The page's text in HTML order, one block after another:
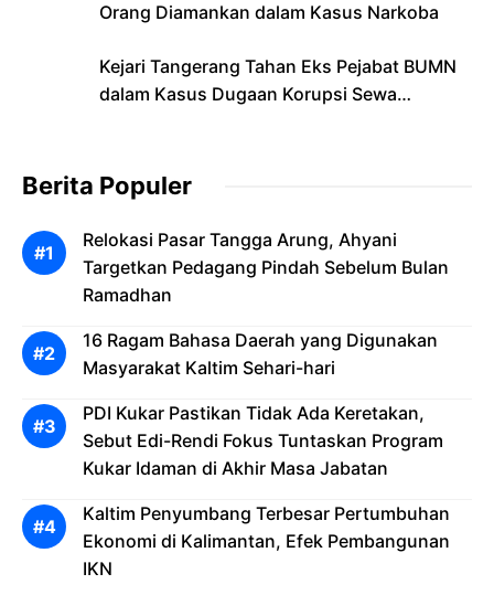
Orang Diamankan dalam Kasus Narkoba
Kejari Tangerang Tahan Eks Pejabat BUMN
dalam Kasus Dugaan Korupsi Sewa
Berita Populer
Relokasi Pasar Tangga Arung, Ahyani
Targetkan Pedagang Pindah Sebelum Bulan
Ramadhan
16 Ragam Bahasa Daerah yang Digunakan
Masyarakat Kaltim Sehari-hari
PDI Kukar Pastikan Tidak Ada Keretakan,
Sebut Edi-Rendi Fokus Tuntaskan Program
Kukar Idaman di Akhir Masa Jabatan
Kaltim Penyumbang Terbesar Pertumbuhan
Ekonomi di Kalimantan, Efek Pembangunan
IKN